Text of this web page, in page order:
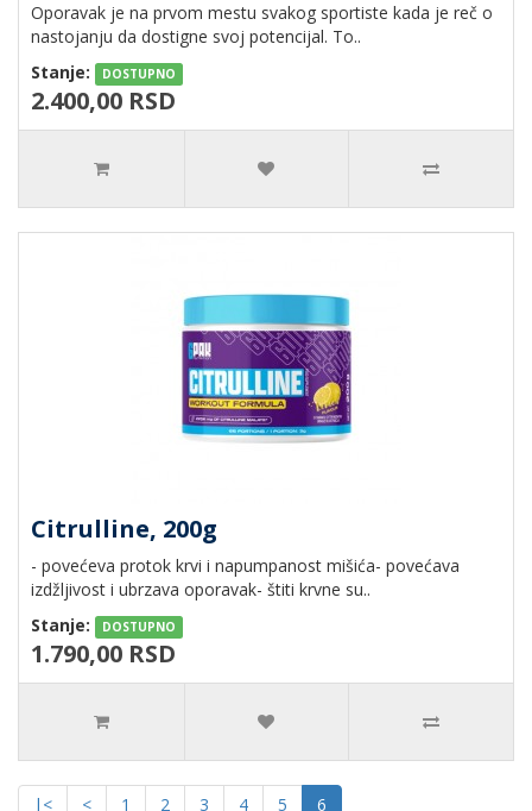
Oporavak je na prvom mestu svakog sportiste kada je reč o
nastojanju da dostigne svoj potencijal. To..
Stanje:
DOSTUPNO
2.400,00 RSD
Citrulline, 200g
- povećeva protok krvi i napumpanost mišića- povećava
izdžljivost i ubrzava oporavak- štiti krvne su..
Stanje:
DOSTUPNO
1.790,00 RSD
|< < 1 2 3 4 5
6